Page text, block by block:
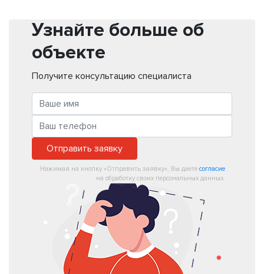
Узнайте больше об
объекте
Получите консультацию специалиста
Отправить заявку
Нажимая на кнопку «Отправить заявку», Вы даете согласие
на обработку своих персональных данных.